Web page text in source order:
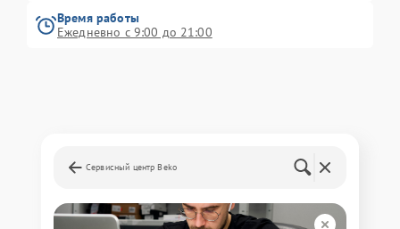
Время работы
Ежедневно с 9:00 до 21:00
Сервисный центр Beko